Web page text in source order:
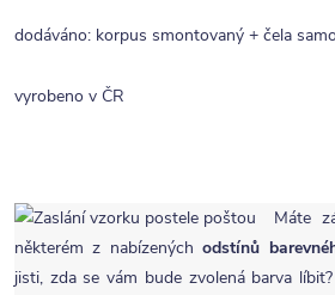
dodáváno: korpus smontovaný + čela
vyrobeno v ČR
Máte
některém z nabízenýchodstínů
jisti, zda se vám bude zvolená barva